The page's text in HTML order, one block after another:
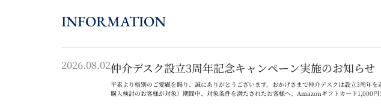
INFORMATION
2026.08.02仲介デスク設立3周年記念キャンペーン実施のお知らせ
平素より格別のご愛顧を賜り、誠にありがとうございます。おかげさまで仲介デスクは設立3周年を
購入検討のお客様が対象）期間中、対象条件を満たされたお客様へ、 Amazonギフトカード1,000